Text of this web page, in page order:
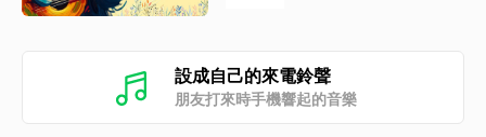
設成自己的來電鈴聲
朋友打來時手機響起的音樂